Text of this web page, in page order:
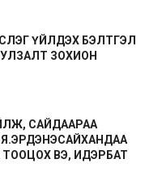
ҮЙЛДЭХ БЭЛТГЭЛ
ЗОХИОН
САЙДААРАА
ВЭ, ИДЭРБАТ